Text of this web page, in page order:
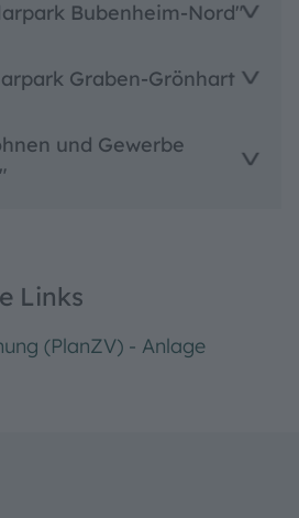
Bubenheim-Nord"
Graben-Grönhart
und Gewerbe
Links
(PlanZV) - Anlage